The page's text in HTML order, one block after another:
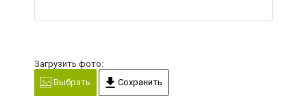
Загрузить фото:
Выбрать
Сохранить